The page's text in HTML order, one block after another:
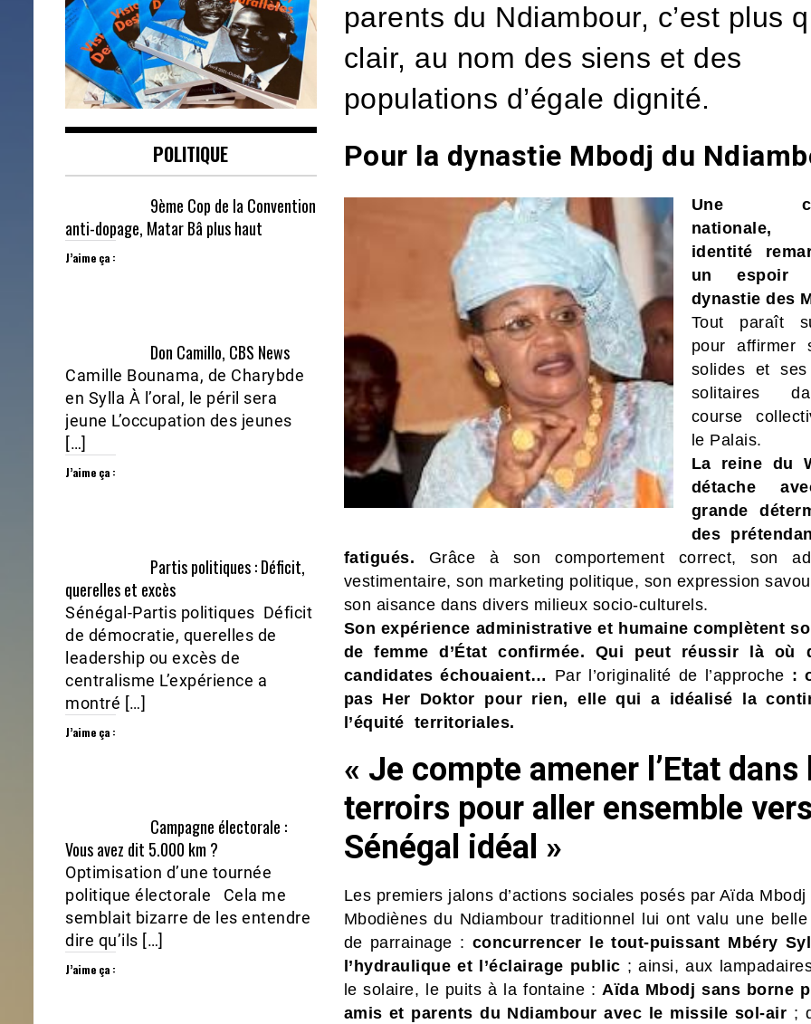
parents du Ndiambour, c’est plus
clair, au nom des siens et des
populations d’égale dignité.
Pour la dynastie Mbodj du
Une
identité
un espoir
dynastie des
Tout paraît
pour affirmer
solides et ses
solitaires
course
le Palais.
La reine du
détache
grande
des
fatigués. Grâce à son comportement correct, son
vestimentaire, son marketing politique, son expression
son aisance dans divers milieux socio-culturels.
Son expérience administrative et humaine complètent
de femme d’État confirmée. Qui peut réussir là où
candidates échouaient… Par l’originalité de l’approche :
pas Her Doktor pour rien, elle qui a idéalisé la
l’équité territoriales.
« Je compte amener l’Etat dans
terroirs pour aller ensemble
Sénégal idéal »
Les premiers jalons d’actions sociales posés par Aïda
Mbodiènes du Ndiambour traditionnel lui ont valu une
de parrainage : concurrencer le tout-puissant Mbéry
l’hydraulique et l’éclairage public ; ainsi, aux
le solaire, le puits à la fontaine :Aïda Mbodj sans borne
amis et parents du Ndiambour avec le missile sol-air ;
POLITIQUE
9ème Cop de la Convention
anti-dopage, Matar Bâ plus haut
J’aime ça :
Don Camillo, CBS News
Camille Bounama, de Charybde
en Sylla À l’oral, le péril sera
jeune L’occupation des jeunes
[…]
J’aime ça :
Partis politiques : Déficit,
querelles et excès
Sénégal-Partis politiques Déficit
de démocratie, querelles de
leadership ou excès de
centralisme L’expérience a
montré […]
J’aime ça :
Campagne électorale :
Vous avez dit 5.000 km ?
Optimisation d’une tournée
politique électorale Cela me
semblait bizarre de les entendre
dire qu’ils […]
J’aime ça :